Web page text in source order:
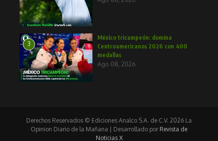
3
México tricampeón: domina
Centroamericanos 2026 con 400
medallas
Ago 08, 2026
Derechos Reservados © Ediciones Analco S.A. de C.V. 2026 La
Opinion Diario de la Mañana | Desarrollado por Revista de
Noticias X